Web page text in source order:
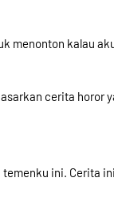
menonton kalau
cerita horor
ini. Cerita